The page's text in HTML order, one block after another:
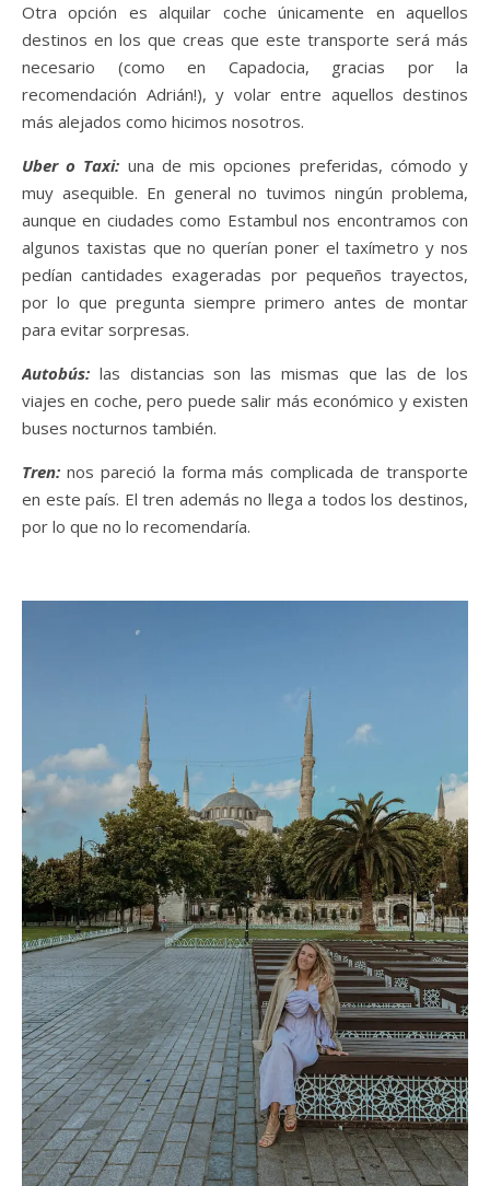
Otra opción es alquilar coche únicamente en aquellos
destinos en los que creas que este transporte será más
necesario (como en Capadocia, gracias por la
recomendación Adrián!), y volar entre aquellos destinos
más alejados como hicimos nosotros.
Uber o Taxi: una de mis opciones preferidas, cómodo y
muy asequible. En general no tuvimos ningún problema,
aunque en ciudades como Estambul nos encontramos con
algunos taxistas que no querían poner el taxímetro y nos
pedían cantidades exageradas por pequeños trayectos,
por lo que pregunta siempre primero antes de montar
para evitar sorpresas.
Autobús: las distancias son las mismas que las de los
viajes en coche, pero puede salir más económico y existen
buses nocturnos también.
Tren: nos pareció la forma más complicada de transporte
en este país. El tren además no llega a todos los destinos,
por lo que no lo recomendaría.